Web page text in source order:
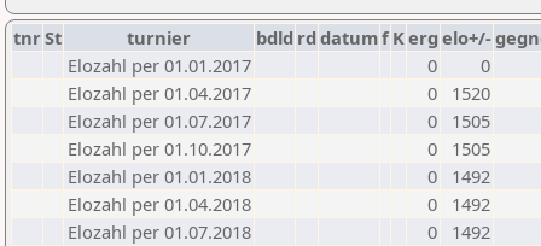
tnrSt turnier bdld rd datumf Kerg elo+/-
Elozahl per 01.01.2017
0
0
Elozahl per 01.04.2017
0
1520
Elozahl per 01.07.2017
0
1505
Elozahl per 01.10.2017
0
1505
Elozahl per 01.01.2018
0
1492
Elozahl per 01.04.2018
0
1492
Elozahl per 01.07.2018
0
1492